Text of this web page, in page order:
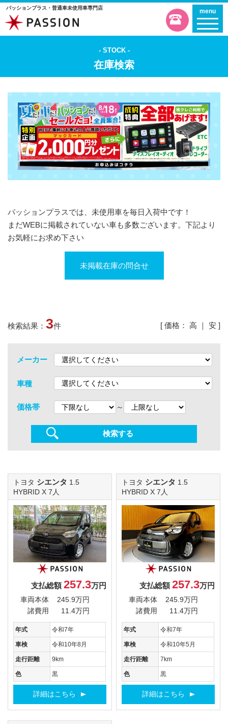
パッションプラス・普通車未使用車専門店 menu
STOCK
在庫検索
パッションプラスでは、未使用車を毎日入荷中です！
まだWEBに掲載されていない車も多数ございます。下記より
お気軽にお求め下さい
未掲載在庫の問合せ
検索結果： 3件 [ 価格： 高 ｜ 安 ]
メーカー
車種
価格帯 ～
トヨタ シエンタ 1.5
HYBRID X 7人
支払総額257.3万円
車両本体
245.9万円
諸費用
11.4万円
年式 令和7年
車検 令和10年8月
走行距離 9km
色 黒
詳細はこちら
トヨタ シエンタ 1.5
HYBRID X 7人
支払総額257.3万円
車両本体
245.9万円
諸費用
11.4万円
年式 令和7年
車検 令和10年5月
走行距離 7km
色 黒
詳細はこちら